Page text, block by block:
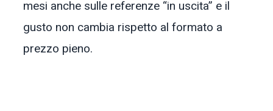
mesi anche sulle referenze “in uscita” e il
gusto non cambia rispetto al formato a
prezzo pieno.